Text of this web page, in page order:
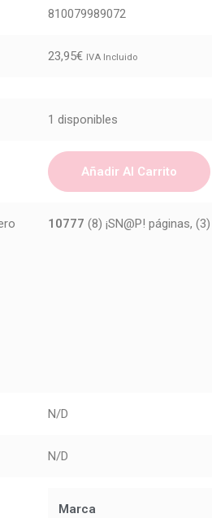
810079989072
23,95€ IVA Incluido
1 disponibles
Añadir Al Carrito
10777 (8) ¡SN@P! páginas,
N/D
N/D
Marca